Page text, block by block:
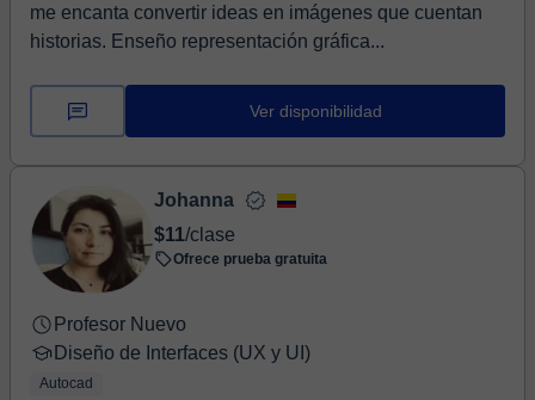
me encanta convertir ideas en imágenes que cuentan
historias. Enseño representación gráfica...
Ver disponibilidad
Johanna
$11/clase
Ofrece prueba gratuita
Profesor Nuevo
Diseño de Interfaces (UX y UI)
Autocad